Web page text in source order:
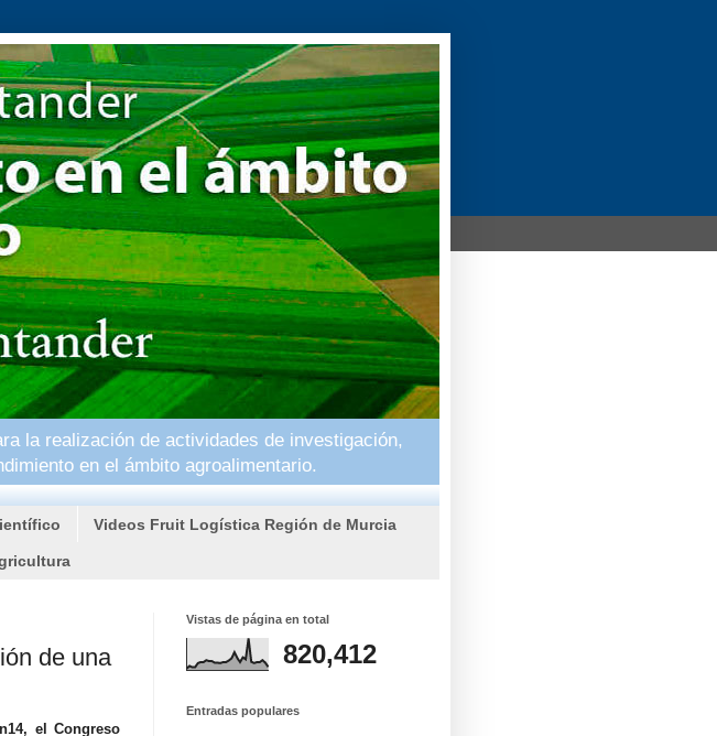
la realización de actividades de investigación,
en el ámbito agroalimentario.
Videos Fruit Logística Región de Murcia
de una
el Congreso
Vistas de página en total
820,412
Entradas populares